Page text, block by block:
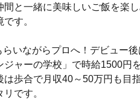
間と一緒に美味しいご飯を楽
す。
らいながらプロへ！デビュー
ジャーの学校」で時給1500円
は歩合で月収40～50万円も目
です。